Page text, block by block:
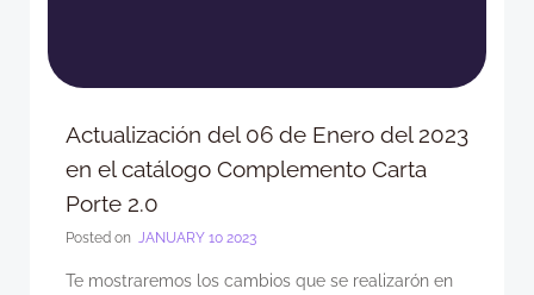
Actualización del 06 de Enero del 2023
en el catálogo Complemento Carta
Porte 2.0
Posted on JANUARY 10 2023
Te mostraremos los cambios que se realizarón en